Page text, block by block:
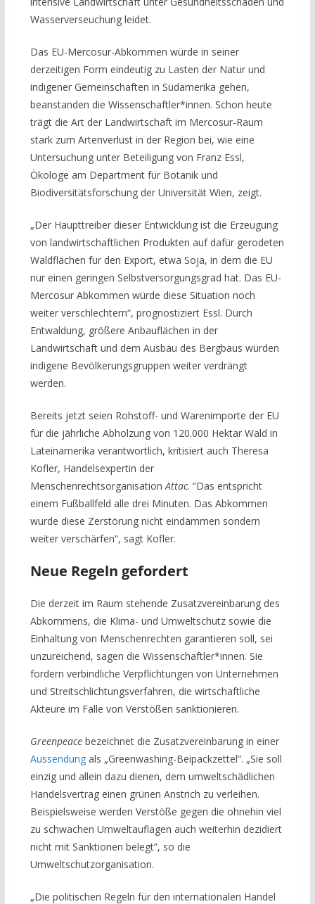
Wasserverseuchung leidet.
Das EU-Mercosur-Abkommen würde in seiner
derzeitigen Form eindeutig zu Lasten der Natur und
indigener Gemeinschaften in Südamerika gehen,
beanstanden die Wissenschaftler*innen. Schon heute
trägt die Art der Landwirtschaft im Mercosur-Raum
stark zum Artenverlust in der Region bei, wie eine
Untersuchung unter Beteiligung von Franz Essl,
Ökologe am Department für Botanik und
Biodiversitätsforschung der Universität Wien, zeigt.
„Der Haupttreiber dieser Entwicklung ist die Erzeugung
von landwirtschaftlichen Produkten auf dafür gerodeten
Waldflächen für den Export, etwa Soja, in dem die EU
nur einen geringen Selbstversorgungsgrad hat. Das EU-
Mercosur Abkommen würde diese Situation noch
weiter verschlechtern“, prognostiziert Essl. Durch
Entwaldung, größere Anbauflächen in der
Landwirtschaft und dem Ausbau des Bergbaus würden
indigene Bevölkerungsgruppen weiter verdrängt
werden.
Bereits jetzt seien Rohstoff- und Warenimporte der EU
für die jährliche Abholzung von 120.000 Hektar Wald in
Lateinamerika verantwortlich, kritisiert auch Theresa
Kofler, Handelsexpertin der
MenschenrechtsorganisationAttac. “Das entspricht
einem Fußballfeld alle drei Minuten. Das Abkommen
wurde diese Zerstörung nicht eindämmen sondern
weiter verschärfen“, sagt Kofler.
Neue Regeln gefordert
Die derzeit im Raum stehende Zusatzvereinbarung des
Abkommens, die Klima- und Umweltschutz sowie die
Einhaltung von Menschenrechten garantieren soll, sei
unzureichend, sagen die Wissenschaftler*innen. Sie
fordern verbindliche Verpflichtungen von Unternehmen
und Streitschlichtungsverfahren, die wirtschaftliche
Akteure im Falle von Verstößen sanktionieren.
Greenpeace bezeichnet die Zusatzvereinbarung in einer
Aussendung als „Greenwashing-Beipackzettel”. „Sie soll
einzig und allein dazu dienen, dem umweltschädlichen
Handelsvertrag einen grünen Anstrich zu verleihen.
Beispielsweise werden Verstöße gegen die ohnehin viel
zu schwachen Umweltauflagen auch weiterhin dezidiert
nicht mit Sanktionen belegt”, so die
Umweltschutzorganisation.
„Die politischen Regeln für den internationalen Handel